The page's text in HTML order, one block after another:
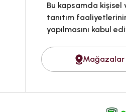
Bu kapsamda
tanıtım
yapılmasını kabul
Mağazalar